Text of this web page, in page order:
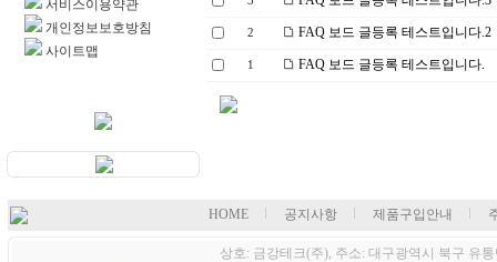
서비스이용약관
개인정보보호방침
사이트맵
2 FAQ 보드 글등록 테스트입니다.2
1 FAQ 보드 글등록 테스트입니다.
HOME 공지사항 제품구입안내
상호: 금강테크(주), 주소: 대구광역시 북구 유